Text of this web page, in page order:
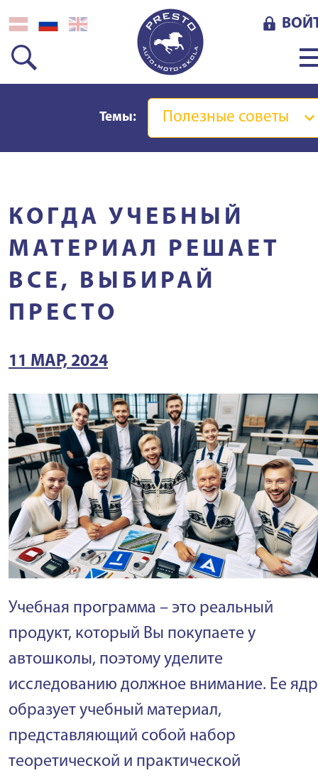
Темы: Полезные советы
КОГДА УЧЕБНЫЙ
МАТЕРИАЛ РЕШАЕТ
ВСЕ, ВЫБИРАЙ
ПРЕСТО
11 МАР, 2024
Учебная программа – это реальный
продукт, который Вы покупаете у
автошколы, поэтому уделите
исследованию должное внимание. Ее
образует учебный материал,
представляющий собой набор
теоретической и практической